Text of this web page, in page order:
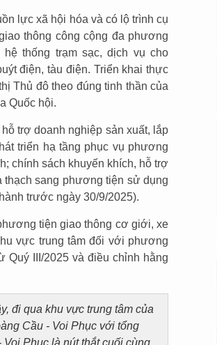
lực xã hội hóa và có lộ trình cụ
thông công cộng đa phương
thống trạm sạc, dịch vụ cho
điện, tàu điện. Triển khai thực
Thủ đô theo đúng tinh thần của
Quốc hội.
trợ doanh nghiệp sản xuất, lắp
triển hạ tầng phục vụ phương
chính sách khuyến khích, hỗ trợ
sang phương tiện sử dụng
trước ngày 30/9/2025).
tiện giao thông cơ giới, xe
vực trung tâm đối với phương
Quý III/2025 và điều chỉnh hằng
đi qua khu vực trung tâm của
Cầu - Voi Phục với tổng
Phục là nút thắt cuối cùng